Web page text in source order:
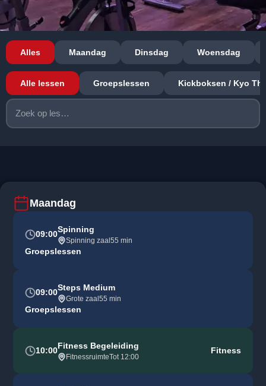
Alles Maandag Dinsdag Woensdag
Alle lessen Groepslessen Kickboksen / Kyo
Maandag
09:00Spinning
Spinning zaal 55 min
Groepslessen
09:00Steps Medium
Grote zaal 55 min
Groepslessen
10:00Fitness Begeleiding
FitnessruimteTot 12:00
Fitness